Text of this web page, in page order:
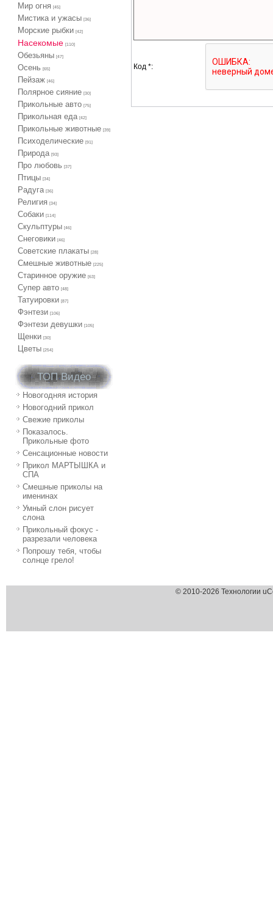
Мир огня [45]
Мистика и ужасы [36]
Морские рыбки [42]
Насекомые [110]
Обезьяны [47]
Осень [65]
Пейзаж [46]
Полярное сияние [30]
Прикольные авто [75]
Прикольная еда [42]
Прикольные животные [39]
Психоделические [91]
Природа [93]
Про любовь [37]
Птицы [34]
Радуга [36]
Религия [34]
Собаки [114]
Скульптуры [46]
Снеговики [46]
Советские плакаты [28]
Смешные животные [225]
Старинное оружие [63]
Супер авто [48]
Татуировки [87]
Фэнтези [106]
Фэнтези девушки [105]
Щенки [30]
Цветы [254]
ТОП Видео
Новогодняя история
Новогодний прикол
Свежие приколы
Показалось.
Прикольные фото
Сенсационные новости
Прикол МАРТЫШКА и
СПА
Смешные приколы на
именинах
Умный слон рисует
слона
Прикольный фокус -
разрезали человека
Попрошу тебя, чтобы
солнце грело!
Код *:
© 2010-2026 Технологии